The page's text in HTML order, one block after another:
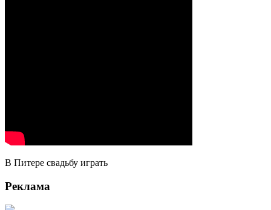
В Питере свадьбу играть
Реклама